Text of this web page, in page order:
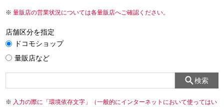
量販店の営業状況については各量販店へご確認ください。
店舗区分を指定
ドコモショップ
量販店など
検索
入力の際に「環境依存文字」（一般的にインターネットにおいて使ってはい